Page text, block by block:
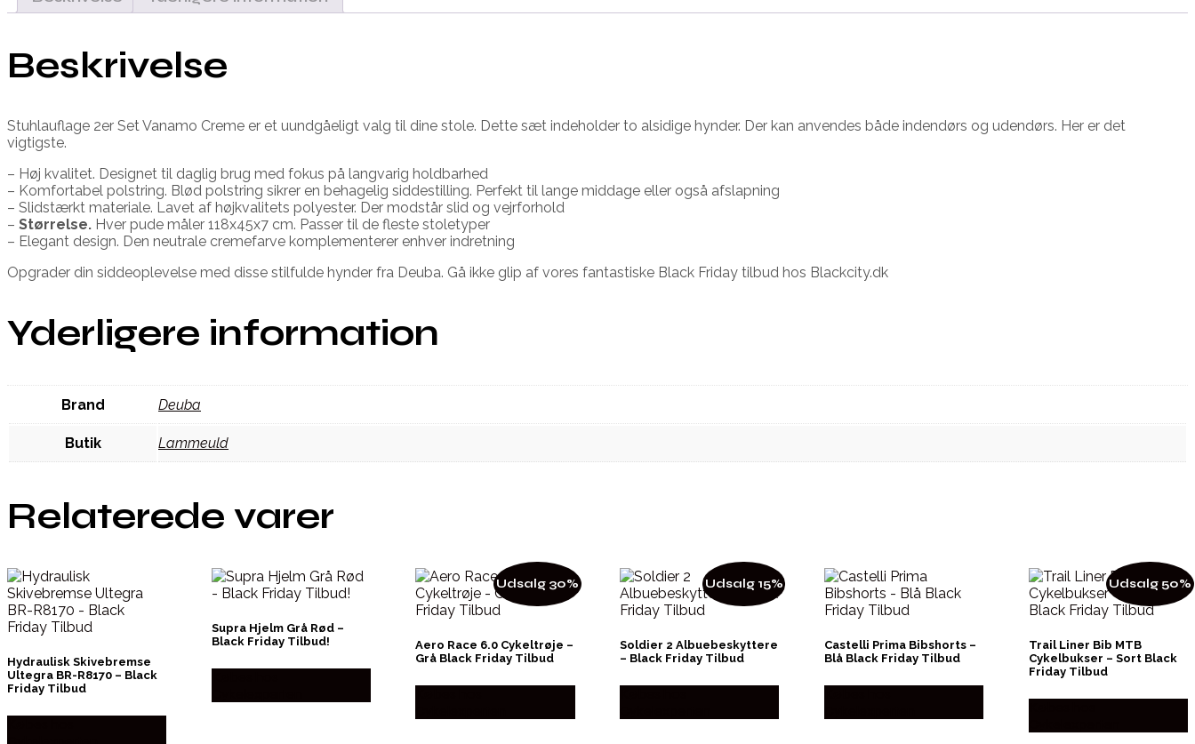
Beskrivelse
Stuhlauflage 2er Set Vanamo Creme er et uundgåeligt valg til dine stole. Dette sæt indeholder to alsidige hynder. Der kan anvendes både indendørs og udendørs. Her er det
vigtigste.
– Høj kvalitet. Designet til daglig brug med fokus på langvarig holdbarhed
– Komfortabel polstring. Blød polstring sikrer en behagelig siddestilling. Perfekt til lange middage eller også afslapning
– Slidstærkt materiale. Lavet af højkvalitets polyester. Der modstår slid og vejrforhold
– Størrelse. Hver pude måler 118x45x7 cm. Passer til de fleste stoletyper
– Elegant design. Den neutrale cremefarve komplementerer enhver indretning
Opgrader din siddeoplevelse med disse stilfulde hynder fra Deuba. Gå ikke glip af vores fantastiske Black Friday tilbud hos Blackcity.dk
Yderligere information
Brand Deuba
Butik Lammeuld
Relaterede varer
Hydraulisk Skivebremse
Ultegra BR-R8170 – Black
Friday Tilbud
Supra Hjelm Grå Rød –
Black Friday Tilbud!
Udsalg 30%
Aero Race 6.0 Cykeltrøje –
Grå Black Friday Tilbud
Udsalg 15%
Soldier 2 Albuebeskyttere
– Black Friday Tilbud
Castelli Prima Bibshorts –
Blå Black Friday Tilbud
Udsalg 50%
Trail Liner Bib MTB
Cykelbukser – Sort Black
Friday Tilbud